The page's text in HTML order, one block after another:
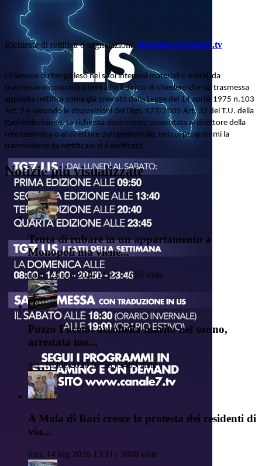
Richieste di rettifica o segnalazioni: direzione@canale7.tv
Chiunque si ritenga leso nei suoi interessi materiali o morali da
trasmissioni contrarie a verità ha il diritto di chiedere che sia trasmessa
apposita rettifica come già previsto dalla Legge del 14 aprile 1975 n.103
Art. 7 e secondo le disposizioni del Dlgs. 177/2005 Art. 32 del T.U. della
Radiotelevisione. La richiesta deve essere presentata al direttore della
rete televisiva o al direttore del telegiornale, nei cui programmi la
trasmissione da rettificare si è verificata.
Notizie più visualizzate
Tenta di rubare in un appartamento a
Monopoli ma viene...
dom, 02 ago 2026 21:17 | 7659 viste
Pozzo Faceto: accoltella marito nel sonno,
arrestata mo...
gio, 16 lug 2026 07:58 | 5489 viste
A Mola di Bari cresce la protesta dei residenti di
via...
mar, 14 lug 2026 13:11 | 3888 viste